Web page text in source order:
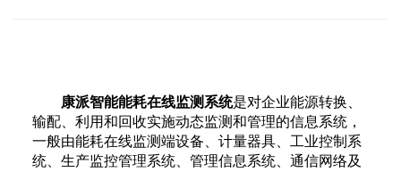
康派智能能耗在线监测系统是对企业能源转换、
输配、利用和回收实施动态监测和管理的信息系统，
一般由能耗在线监测端设备、计量器具、工业控制系
统、生产监控管理系统、管理信息系统、通信网络及